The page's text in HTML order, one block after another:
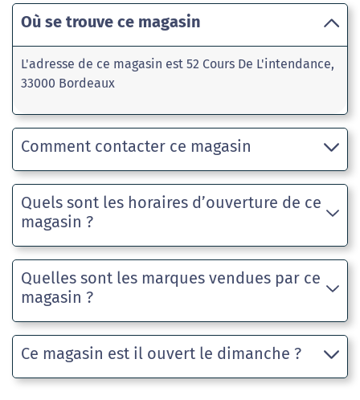
Où se trouve ce magasin
L'adresse de ce magasin est 52 Cours De L'intendance,
33000 Bordeaux
Comment contacter ce magasin
Quels sont les horaires d’ouverture de ce
magasin ?
Quelles sont les marques vendues par ce
magasin ?
Ce magasin est il ouvert le dimanche ?